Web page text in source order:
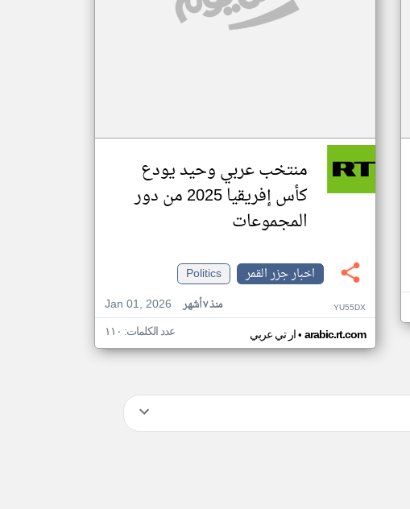
منتخب عربي وحيد يودع
كأس إفريقيا 2025 من دور
المجموعات
اخبار جزر القمر
Politics
Jan 01, 2026
منذ ٧ أشهر YU55DX
ار تي عربي• arabic.rt.com عدد الكلمات: ١١٠